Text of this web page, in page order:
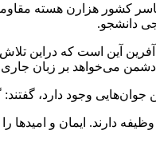
کشور هزارن هسته
دانشجو.
آفرین آین است که دراین
می‌خواهد بر زبان جاری
جوان‌هایی وجود دارد،
دارند. ایمان و امیدها